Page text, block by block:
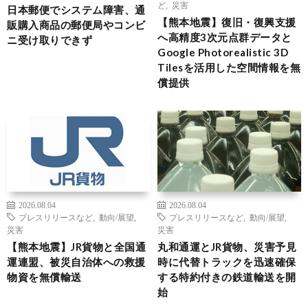
日本郵便でシステム障害、通
販購入商品の郵便局やコンビ
ニ受け取りできず
ど
災害
【熊本地震】復旧・復興支援
へ高精度3次元点群データと
Google Photorealistic 3D
Tilesを活用した空間情報を無
償提供
2026.08.04
プレスリリースなど
動向/展望
災害
【熊本地震】JR貨物と全国通
運連盟、被災自治体への救援
物資を無償輸送
2026.08.04
プレスリリースなど
動向/展望
災害
丸和通運とJR貨物、災害予見
時に代替トラックを迅速確保
する特約付きの鉄道輸送を開
始